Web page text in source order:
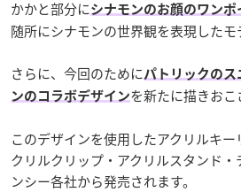
かかと部分にシナモンのお顔のワンポ
随所にシナモンの世界観を表現したモ
さらに、今回のために パトリックの
ンのコラボデザインを新たに描きおこ
このデザインを使用したアクリルキ
クリルクリップ・アクリルスタンド
ンシー各社から発売されます。